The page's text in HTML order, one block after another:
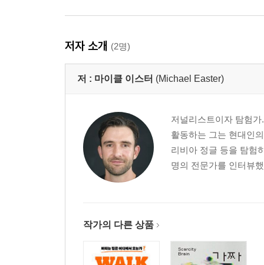
저자 소개 (2명)
저 : 마이클 이스터 (Michael Easter)
저널리스트이자 탐험
활동하는 그는 현대인
리비아 정글 등을 탐험
명의 전문가를 인터뷰
작가의 다른 상품